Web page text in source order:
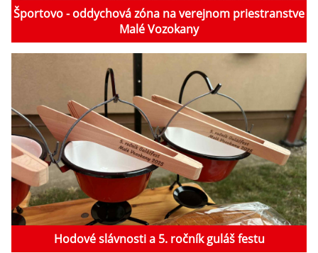
Športovo - oddychová zóna na verejnom priestranstve
Malé Vozokany
Hodové slávnosti a 5. ročník guláš festu